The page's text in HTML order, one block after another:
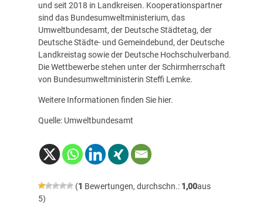
und seit 2018 in Landkreisen. Kooperationspartner
sind das Bundesumweltministerium, das
Umweltbundesamt, der Deutsche Städtetag, der
Deutsche Städte- und Gemeindebund, der Deutsche
Landkreistag sowie der Deutsche Hochschulverband.
Die Wettbewerbe stehen unter der Schirmherrschaft
von Bundesumweltministerin Steffi Lemke.
Weitere Informationen finden Sie hier.
Quelle: Umweltbundesamt
(1 Bewertungen, durchschn.: 1,00aus
5)